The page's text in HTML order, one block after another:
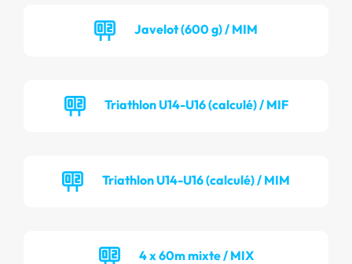
Javelot (600 g) / MIM
Triathlon U14-U16 (calculé) / MIF
Triathlon U14-U16 (calculé) / MIM
4 x 60m mixte / MIX